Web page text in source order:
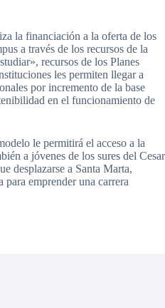
la financiación a la oferta de los
a través de los recursos de la
recursos de los Planes
les permiten llegar a
por incremento de la base
en el funcionamiento de
le permitirá el acceso a la
a jóvenes de los sures del Cesar
desplazarse a Santa Marta,
emprender una carrera